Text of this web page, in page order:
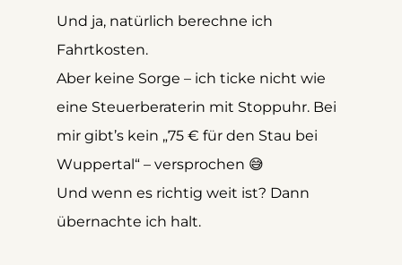
Und ja, natürlich berechne ich
Fahrtkosten.
Aber keine Sorge – ich ticke nicht wie
eine Steuerberaterin mit Stoppuhr. Bei
mir gibt’s kein „75 € für den Stau bei
Wuppertal“ – versprochen 😅
Und wenn es richtig weit ist? Dann
übernachte ich halt.